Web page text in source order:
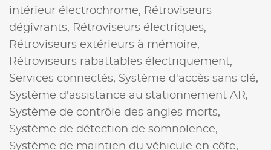
intérieur électrochrome, Rétroviseurs
dégivrants, Rétroviseurs électriques,
Rétroviseurs extérieurs à mémoire,
Rétroviseurs rabattables électriquement,
Services connectés, Système d'accès sans clé,
Système d'assistance au stationnement AR,
Système de contrôle des angles morts,
Système de détection de somnolence,
Système de maintien du véhicule en côte,